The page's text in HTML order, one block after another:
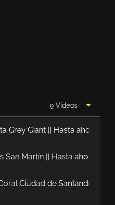
9 Vídeos
Grey Giant || Hasta ahora
San Martín || Hasta ahora no
Ciudad de Santander ||